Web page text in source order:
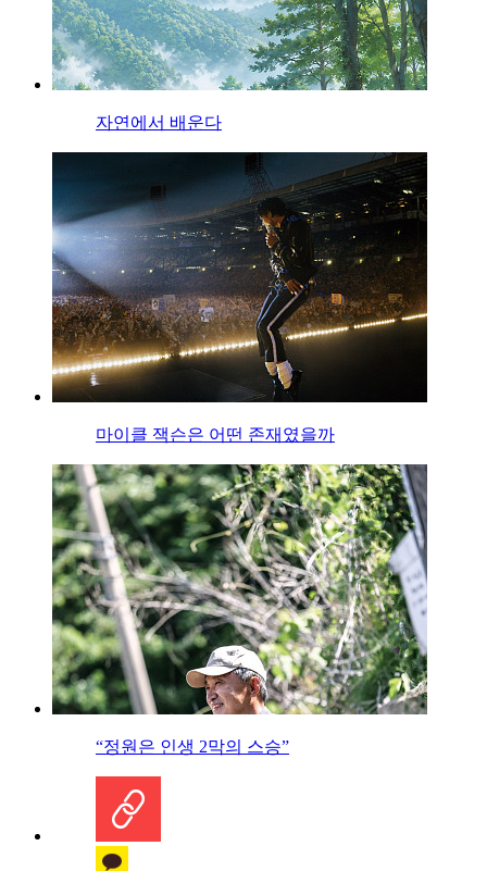
자연에서 배운다
마이클 잭슨은 어떤 존재였을까
“정원은 인생 2막의 스승”